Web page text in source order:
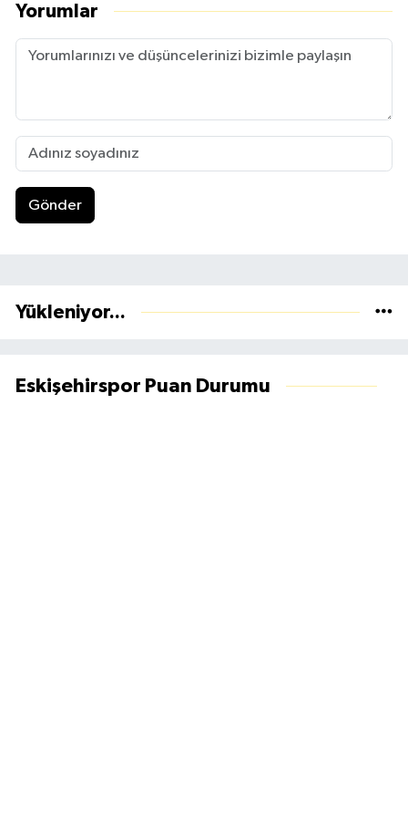
Yorumlar
Gönder
Yükleniyor...
Eskişehirspor Puan Durumu